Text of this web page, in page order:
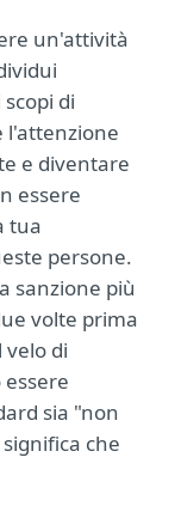
un'attività
di
l'attenzione
e diventare
essere
tua
persone.
sanzione più
volte prima
di
sia "non
che